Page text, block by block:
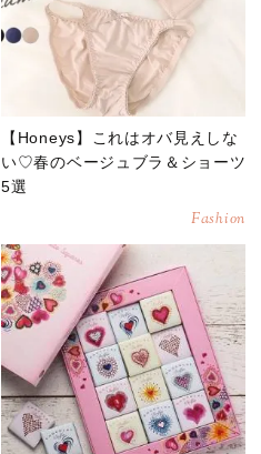
【Honeys】これはオバ見えしな
い♡春のベージュブラ＆ショーツ
5選
Fashion